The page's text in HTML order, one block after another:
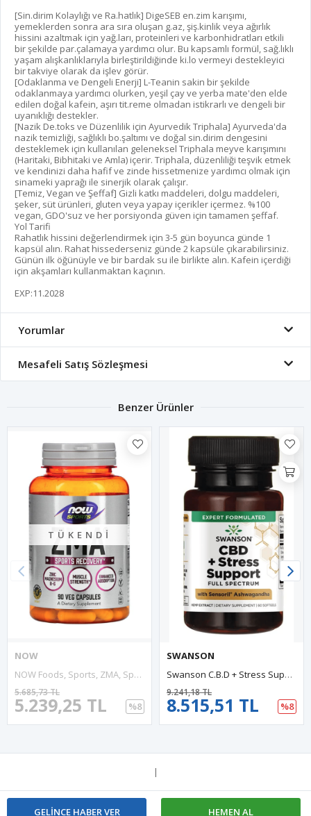
HEMEN AL
GELINCE HABER VER
[Sin.dirim Kolaylığı ve Ra.hatlık] DigeSEB en.zim karışımı,
yemeklerden sonra ara sıra oluşan g.az, şiş.kinlik veya ağırlık
hissini azaltmak için yağ.ları, proteinleri ve karbonhidratları etkili
bir şekilde par.çalamaya yardımcı olur. Bu kapsamlı formül, sağ.lıklı
yaşam alışkanlıklarıyla birleştirildiğinde ki.lo vermeyi destekleyici
bir takviye olarak da işlev görür.
[Odaklanma ve Dengeli Enerji] L-Teanin sakin bir şekilde
odaklanmaya yardımcı olurken, yeşil çay ve yerba mate'den elde
edilen doğal kafein, aşırı tit.reme olmadan istikrarlı ve dengeli bir
uyanıklığı destekler.
[Nazik De.toks ve Düzenlilik için Ayurvedik Triphala] Ayurveda'da
nazik temizliği, sağlıklı bo.şaltımı ve doğal sin.dirim dengesini
desteklemek için kullanılan geleneksel Triphala meyve karışımını
(Haritaki, Bibhitaki ve Amla) içerir. Triphala, düzenliliği teşvik etmek
ve kendinizi daha hafif ve zinde hissetmenize yardımcı olmak için
sinameki yaprağı ile sinerjik olarak çalışır.
[Temiz, Vegan ve Şeffaf] Gizli katkı maddeleri, dolgu maddeleri,
şeker, süt ürünleri, gluten veya yapay içerikler içermez. %100
vegan, GDO'suz ve her porsiyonda güven için tamamen şeffaf.
Yol Tarifi
Rahatlık hissini değerlendirmek için 3-5 gün boyunca günde 1
kapsül alın. Rahat hissederseniz günde 2 kapsüle çıkarabilirsiniz.
Günün ilk öğünüyle ve bir bardak su ile birlikte alın. Kafein içerdiği
için akşamları kullanmaktan kaçının.
EXP:11.2028
Yorumlar
Mesafeli Satış Sözleşmesi
Benzer Ürünler
TÜKENDI
NOW
NOW Foods, Sports, ZMA, Sports Recovery, 90 Veg Capsul.Usa Version.3537
5.239,25 TL
5.685,73 TL
%8
SWANSON
Swanson C.B.D + Stress Support Full Spectrum With Sensoril 60 Softjel..USA Version.52.
8.515,51 TL
9.241,18 TL
%8
|